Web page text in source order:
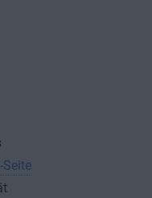
Seite